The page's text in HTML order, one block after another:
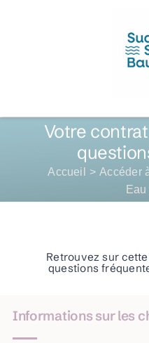
COMPRENDRE
CONNAITRE
ACCEDER
Votre
Accueil Accéder
Retrouvez sur
questions
Informations sur les